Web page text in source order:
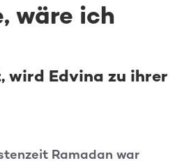
wäre ich
wird Edvina zu ihrer
Ramadan war